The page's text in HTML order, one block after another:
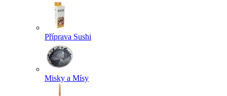
Příprava Sushi
Misky a Mísy